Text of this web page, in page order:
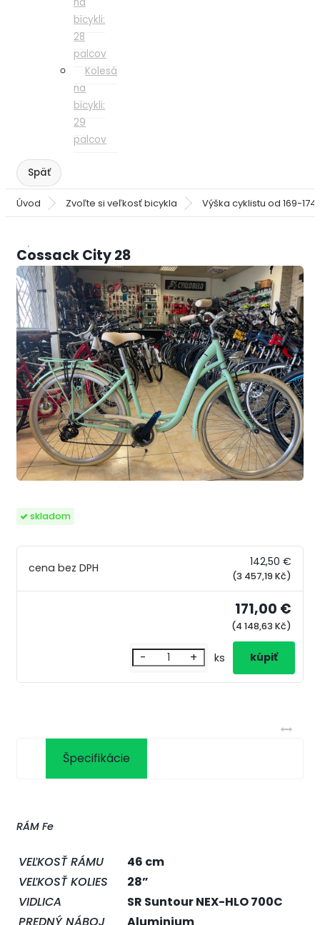
bicykli:
28
palcov
Kolesá
na
bicykli:
29
palcov
Úvod Zvoľte si veľkosť bicykla Výška cyklistu od 169-
Cossack City 28
skladom
142,50 €
(3 457,19 Kč)
171,00 €
(4 148,63 Kč)
- + ks
Špecifikácie
RÁM Fe
VEĽKOSŤ RÁMU
46 cm
VEĽKOSŤ KOLIES
28”
VIDLICA
SR Suntour NEX-HLO 700C